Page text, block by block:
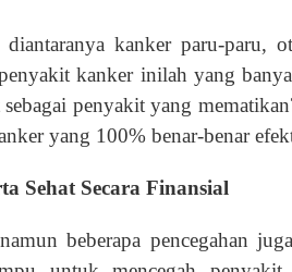
kanker paru-paru,
kanker inilah yang
penyakit yang
yang 100% benar-benar
Sehat Secara Finansial
beberapa pencegahan